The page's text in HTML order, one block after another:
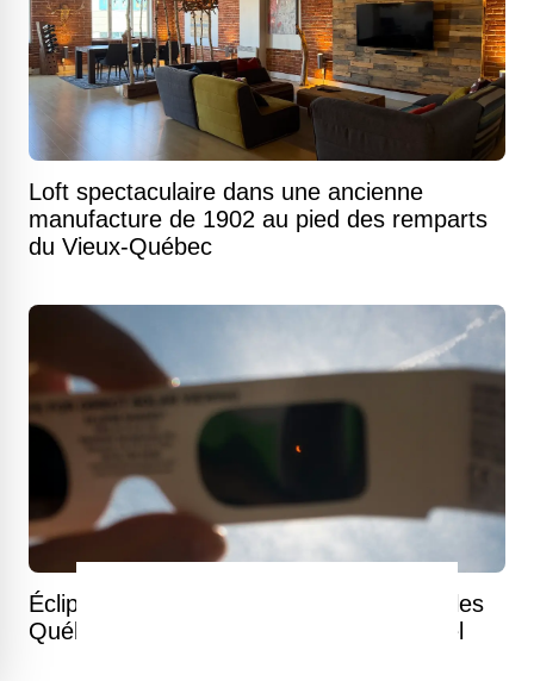
Loft spectaculaire dans une ancienne
manufacture de 1902 au pied des remparts
du Vieux-Québec
Éclipse solaire du 12 août : voici ce que les
Québécois pourront observer dans le ciel